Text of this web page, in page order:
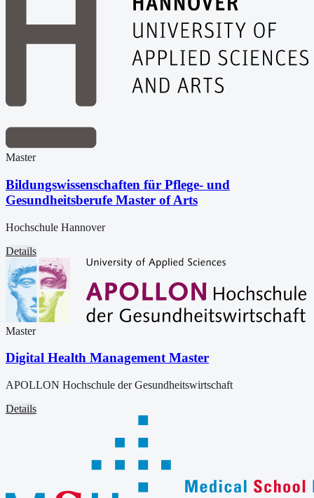
Master
Bildungswissenschaften für Pflege- und
Gesundheitsberufe Master of Arts
Hochschule Hannover
Details
Master
Digital Health Management Master
APOLLON Hochschule der Gesundheitswirtschaft
Details